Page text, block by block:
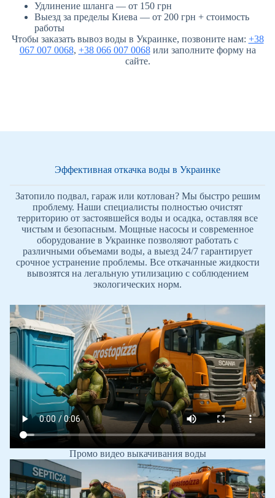
Удлинение шланга — от 150 грн
Выезд за пределы Киева — от 200 грн + стоимость
работы
Чтобы заказать вывоз воды в Украинке, позвоните нам: +38
067 007 0068, +38 066 007 0068или заполните форму на
сайте.
Эффективная откачка воды в Украинке
Затопило подвал, гараж или котлован? Мы быстро решим
проблему. Наши специалисты полностью очистят
территорию от застоявшейся воды и осадка, оставляя все
чистым и безопасным. Мощные насосы и современное
оборудование в Украинке позволяют работать с
различными объемами воды, а выезд 24/7 гарантирует
срочное устранение проблемы. Все откачанные жидкости
вывозятся на легальную утилизацию с соблюдением
экологических норм.
Промо видео выкачивания воды